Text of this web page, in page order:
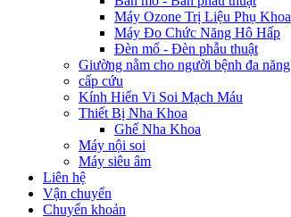
Máy Ozone Trị Liệu Phụ Khoa
Máy Đo Chức Năng Hô Hấp
Đèn mổ - Đèn phẫu thuật
Giường nằm cho người bệnh đa năng
cấp cứu
Kính Hiển Vi Soi Mạch Máu
Thiết Bị Nha Khoa
Ghế Nha Khoa
Máy nội soi
Máy siêu âm
Liên hệ
Vận chuyển
Chuyển khoản